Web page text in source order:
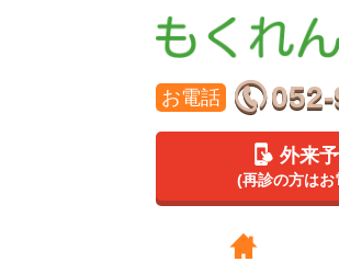
お電話
外来
(再診の方はお